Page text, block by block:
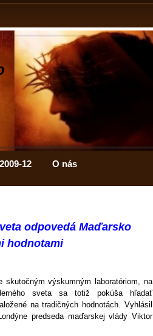
12 O nás
odpovedá Maďarsko
hodnotami
skutočným výskumným laboratóriom, na
sveta sa totiž pokúša hľadať
na tradičných hodnotách. Vyhlásil
predseda maďarskej vlády Viktor